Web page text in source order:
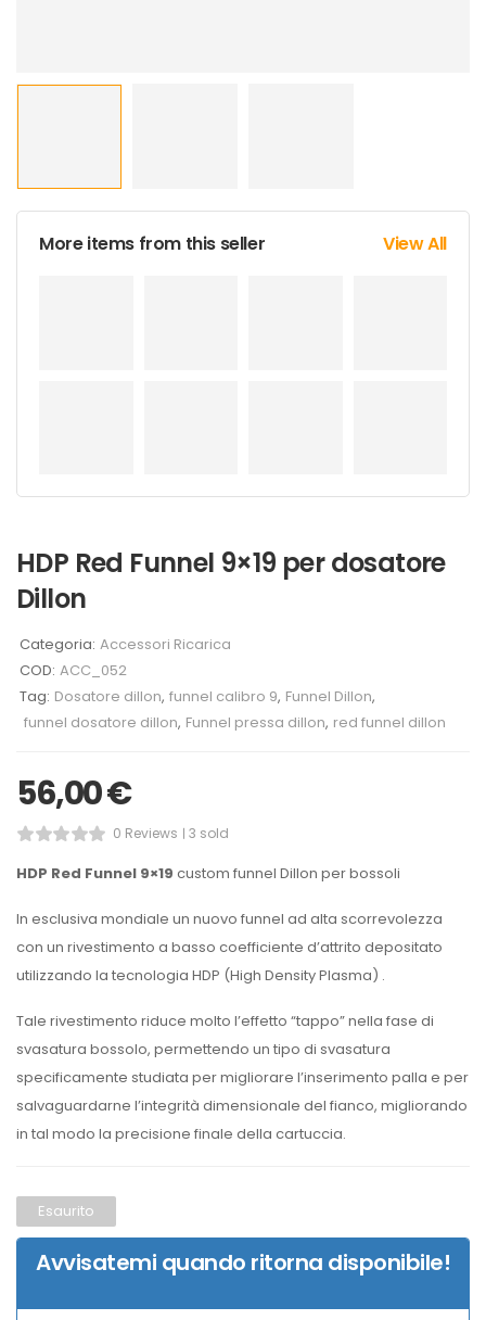
More items from this seller View All
HDP Red Funnel 9×19 per dosatore
Dillon
Categoria: Accessori Ricarica
COD: ACC_052
Tag: Dosatore dillon, funnel calibro 9, Funnel Dillon,
funnel dosatore dillon, Funnel pressa dillon, red funnel dillon
56,00€
0 Reviews 3 sold
HDP Red Funnel 9×19 custom funnel Dillon per bossoli
In esclusiva mondiale un nuovo funnel ad alta scorrevolezza
con un rivestimento a basso coefficiente d’attrito depositato
utilizzando la tecnologia HDP (High Density Plasma) .
Tale rivestimento riduce molto l’effetto “tappo” nella fase di
svasatura bossolo, permettendo un tipo di svasatura
specificamente studiata per migliorare l’inserimento palla e per
salvaguardarne l’integrità dimensionale del fianco, migliorando
in tal modo la precisione finale della cartuccia.
Esaurito
Avvisatemi quando ritorna disponibile!